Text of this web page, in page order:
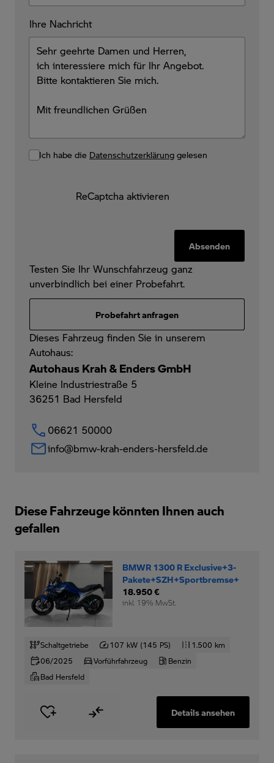
Ihre Nachricht
Ich habe die Datenschutzerklärung gelesen
ReCaptcha aktivieren
Absenden
Testen Sie Ihr Wunschfahrzeug ganz
unverbindlich bei einer Probefahrt.
Probefahrt anfragen
Dieses Fahrzeug finden Sie in unserem
Autohaus:
Autohaus Krah & Enders GmbH
Kleine Industriestraße 5
36251 Bad Hersfeld
06621 50000
info@bmw-krah-enders-hersfeld.de
Diese Fahrzeuge könnten Ihnen auch
gefallen
BMWR 1300 R Exclusive+3-
Pakete+SZH+Sportbremse+
18.950 €
inkl. 19% MwSt.
Schaltgetriebe 107 kW (145 PS)
1.500 km
06/2025
Vorführfahrzeug
Benzin
Bad Hersfeld
Details ansehen